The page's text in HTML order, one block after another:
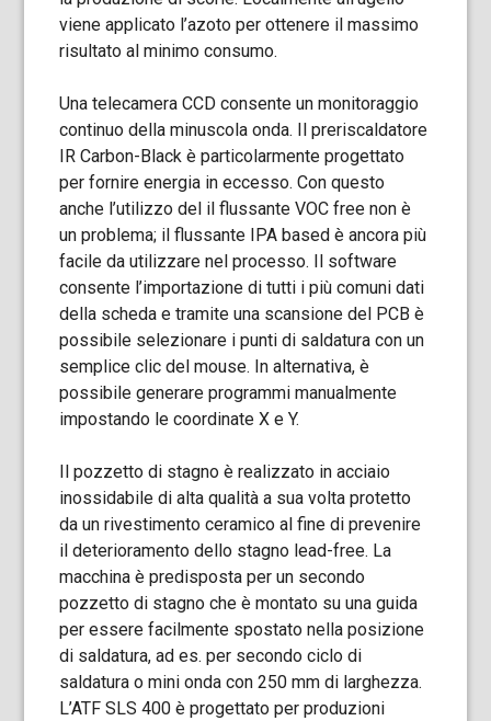
viene applicato l’azoto per ottenere il massimo
risultato al minimo consumo.
Una telecamera CCD consente un monitoraggio
continuo della minuscola onda. Il preriscaldatore
IR Carbon-Black è particolarmente progettato
per fornire energia in eccesso. Con questo
anche l’utilizzo del il flussante VOC free non è
un problema; il flussante IPA based è ancora più
facile da utilizzare nel processo. Il software
consente l’importazione di tutti i più comuni dati
della scheda e tramite una scansione del PCB è
possibile selezionare i punti di saldatura con un
semplice clic del mouse. In alternativa, è
possibile generare programmi manualmente
impostando le coordinate X e Y.
Il pozzetto di stagno è realizzato in acciaio
inossidabile di alta qualità a sua volta protetto
da un rivestimento ceramico al fine di prevenire
il deterioramento dello stagno lead-free. La
macchina è predisposta per un secondo
pozzetto di stagno che è montato su una guida
per essere facilmente spostato nella posizione
di saldatura, ad es. per secondo ciclo di
saldatura o mini onda con 250 mm di larghezza.
L’ATF SLS 400 è progettato per produzioni